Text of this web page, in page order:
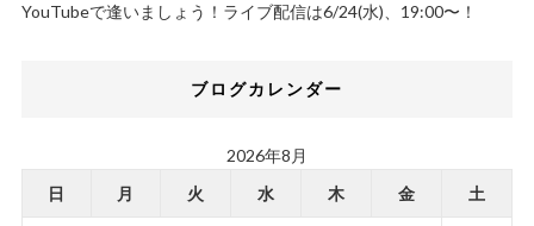
YouTubeで逢いましょう！ライブ配信は6/24(水)、19:00〜！
ブログカレンダー
2026年8月
日
月 火 水 木 金 土